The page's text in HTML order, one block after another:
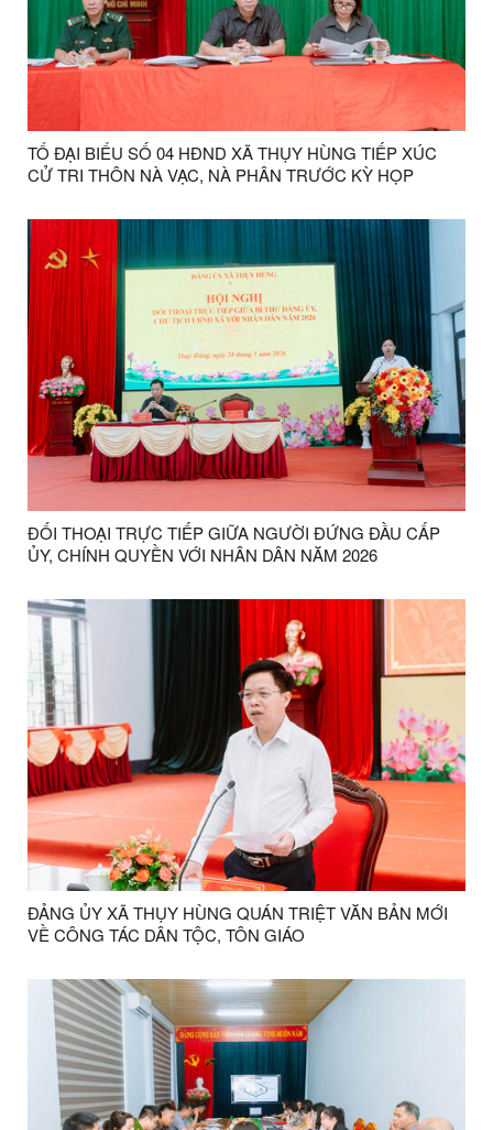
TỔ ĐẠI BIỂU SỐ 04 HĐND XÃ THỤY HÙNG TIẾP XÚC
CỬ TRI THÔN NÀ VẠC, NÀ PHÂN TRƯỚC KỲ HỌP
ĐỐI THOẠI TRỰC TIẾP GIỮA NGƯỜI ĐỨNG ĐẦU CẤP
ỦY, CHÍNH QUYỀN VỚI NHÂN DÂN NĂM 2026
ĐẢNG ỦY XÃ THỤY HÙNG QUÁN TRIỆT VĂN BẢN MỚI
VỀ CÔNG TÁC DÂN TỘC, TÔN GIÁO